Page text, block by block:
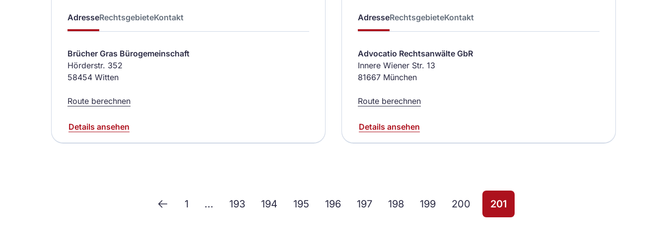
AdresseRechtsgebieteKontakt
Brücher Gras Bürogemeinschaft
Hörderstr. 352
58454 Witten
Route berechnen
Details ansehen
AdresseRechtsgebieteKontakt
Advocatio Rechtsanwälte GbR
Innere Wiener Str. 13
81667 München
Route berechnen
Details ansehen
1 ... 193 194 195 196 197 198 199 200 201